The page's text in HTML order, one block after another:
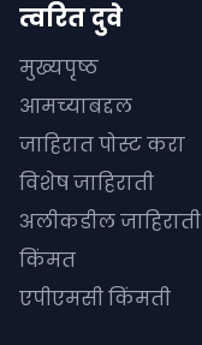
त्वरित दुवे
मुख्यपृष्ठ
आमच्याबद्दल
जाहिरात पोस्ट करा
विशेष जाहिराती
अलीकडील जाहिराती
किंमत
एपीएमसी किंमती